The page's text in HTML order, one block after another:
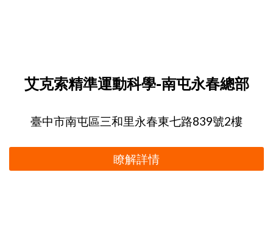
艾克索精準運動科學-南屯永春總部
臺中市南屯區三和里永春東七路839號2樓
瞭解詳情